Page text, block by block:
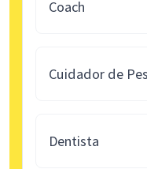
Coach
Cuidador de
Dentista